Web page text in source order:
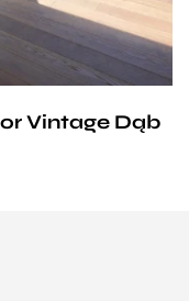
Vintage Dąb